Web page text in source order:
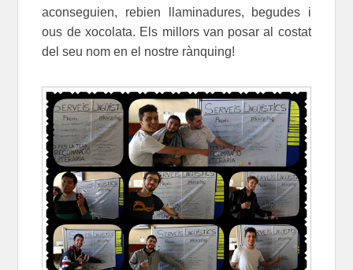
aconseguien, rebien llaminadures, begudes i
ous de xocolata. Els millors van posar al costat
del seu nom en el nostre rànquing!